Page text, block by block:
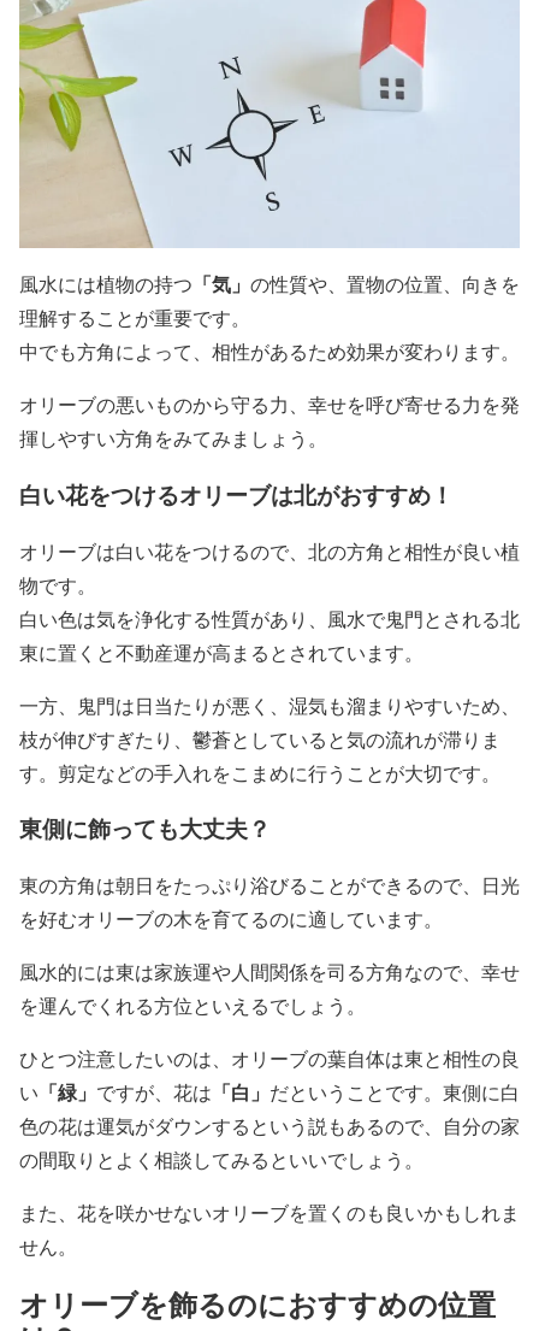
風水には植物の持つ 「気」 の性質や、置物の位置、向きを
理解することが重要です。
中でも方角によって、相性があるため効果が変わります。
オリーブの悪いものから守る力、幸せを呼び寄せる力を発
揮しやすい方角をみてみましょう。
白い花をつけるオリーブは北がおすすめ！
オリーブは白い花をつけるので、北の方角と相性が良い植
物です。
白い色は気を浄化する性質があり、風水で鬼門とされる北
東に置くと不動産運が高まるとされています。
一方、鬼門は日当たりが悪く、湿気も溜まりやすいため、
枝が伸びすぎたり、鬱蒼としていると気の流れが滞りま
す。剪定などの手入れをこまめに行うことが大切です。
東側に飾っても大丈夫？
東の方角は朝日をたっぷり浴びることができるので、日光
を好むオリーブの木を育てるのに適しています。
風水的には東は家族運や人間関係を司る方角なので、幸せ
を運んでくれる方位といえるでしょう。
ひとつ注意したいのは、オリーブの葉自体は東と相性の良
い 「緑」 ですが、花は 「白」 だということです。東側に白
色の花は運気がダウンするという説もあるので、自分の家
の間取りとよく相談してみるといいでしょう。
また、花を咲かせないオリーブを置くのも良いかもしれま
せん。
オリーブを飾るのにおすすめの位置